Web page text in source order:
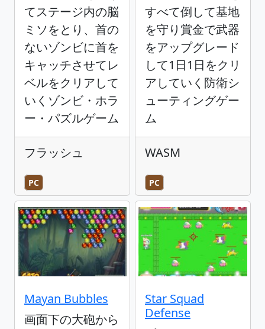
てステージ内の脳
ミソをとり、首の
ないゾンビに首を
キャッチさせてレ
ベルをクリアして
いくゾンビ・ホラ
ー・パズルゲーム
フラッシュ
PC
すべて倒して基地
を守り賞金で武器
をアップグレード
して1日1日をクリ
アしていく防衛シ
ューティングゲー
ム
WASM
PC
Mayan Bubbles
画面下の大砲から
Star Squad
Defense